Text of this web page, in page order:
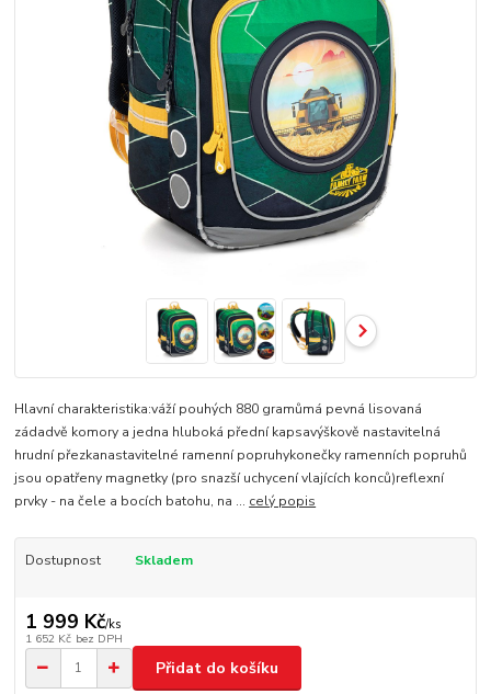
Hlavní charakteristika:váží pouhých 880 gramůmá pevná lisovaná
zádadvě komory a jedna hluboká přední kapsavýškově nastavitelná
hrudní přezkanastavitelné ramenní popruhykonečky ramenních popruhů
jsou opatřeny magnetky (pro snazší uchycení vlajících konců)reflexní
prvky - na čele a bocích batohu, na ... celý popis
Dostupnost Skladem
1 999 Kč/ks
1 652 Kč bez DPH
Přidat do košíku